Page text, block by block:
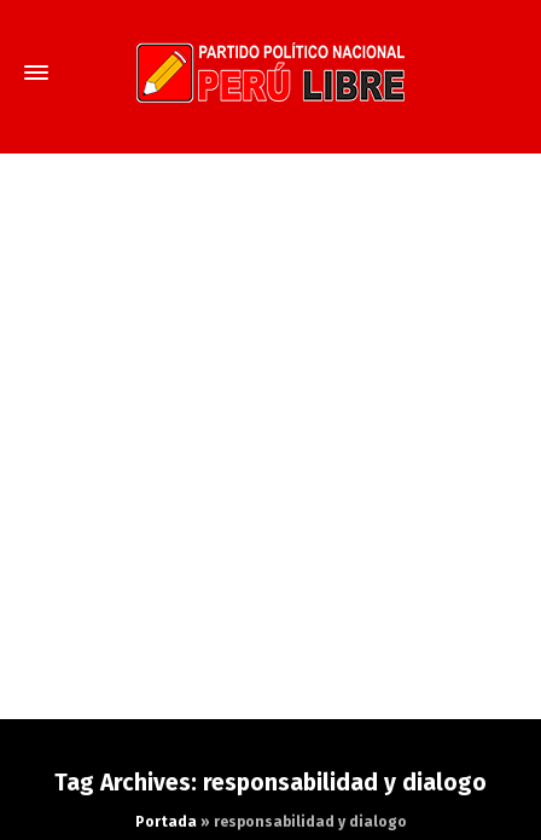
Tag Archives: responsabilidad y dialogo
Portada» responsabilidad y dialogo